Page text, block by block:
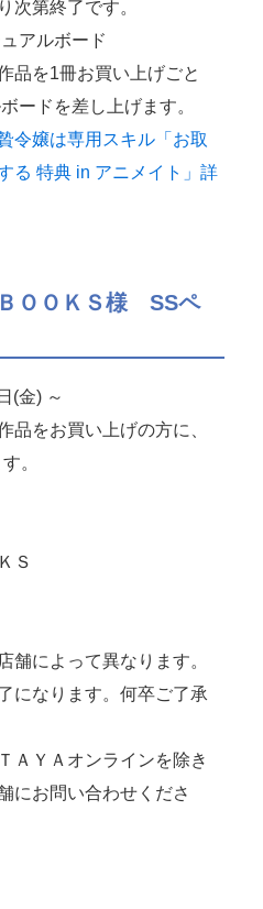
次第終了です。
アルボード
品を1冊お買い上げごと
ードを差し上げます。
令嬢は専用スキル「お取
る 特典 in アニメイト」詳
ＯＯＫＳ様 SSペ
(金) ～
品をお買い上げの方に、
。
Ｓ
によって異なります。
になります。何卒ご了承
ＡＹＡオンラインを除き
にお問い合わせくださ